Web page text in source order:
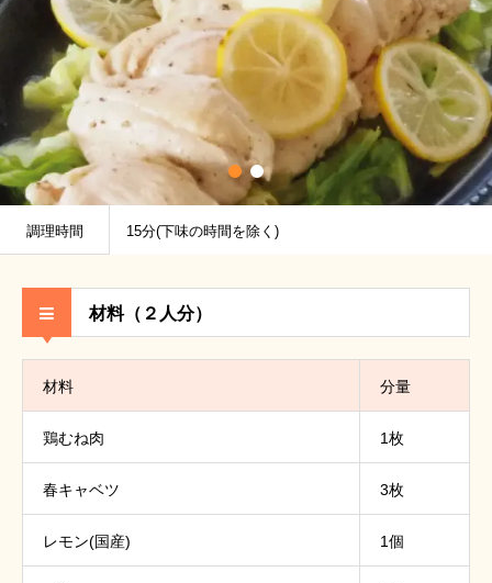
調理時間 15分(下味の時間を除く)
材料（２人分）
材料 分量
鶏むね肉 1枚
春キャベツ 3枚
レモン(国産) 1個